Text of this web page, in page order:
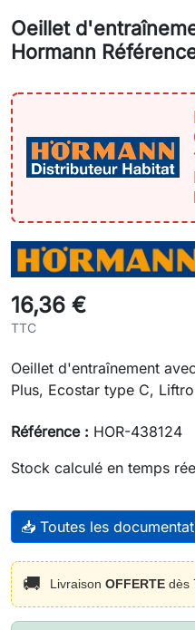
Oeillet
Hormann
16,36 €
TTC
Oeillet d'entraînement
Plus, Ecostar type C,
Référence : HOR-438124
Stock calculé en temps
📥 Toutes les
🚚 Livraison OFFERTE dès